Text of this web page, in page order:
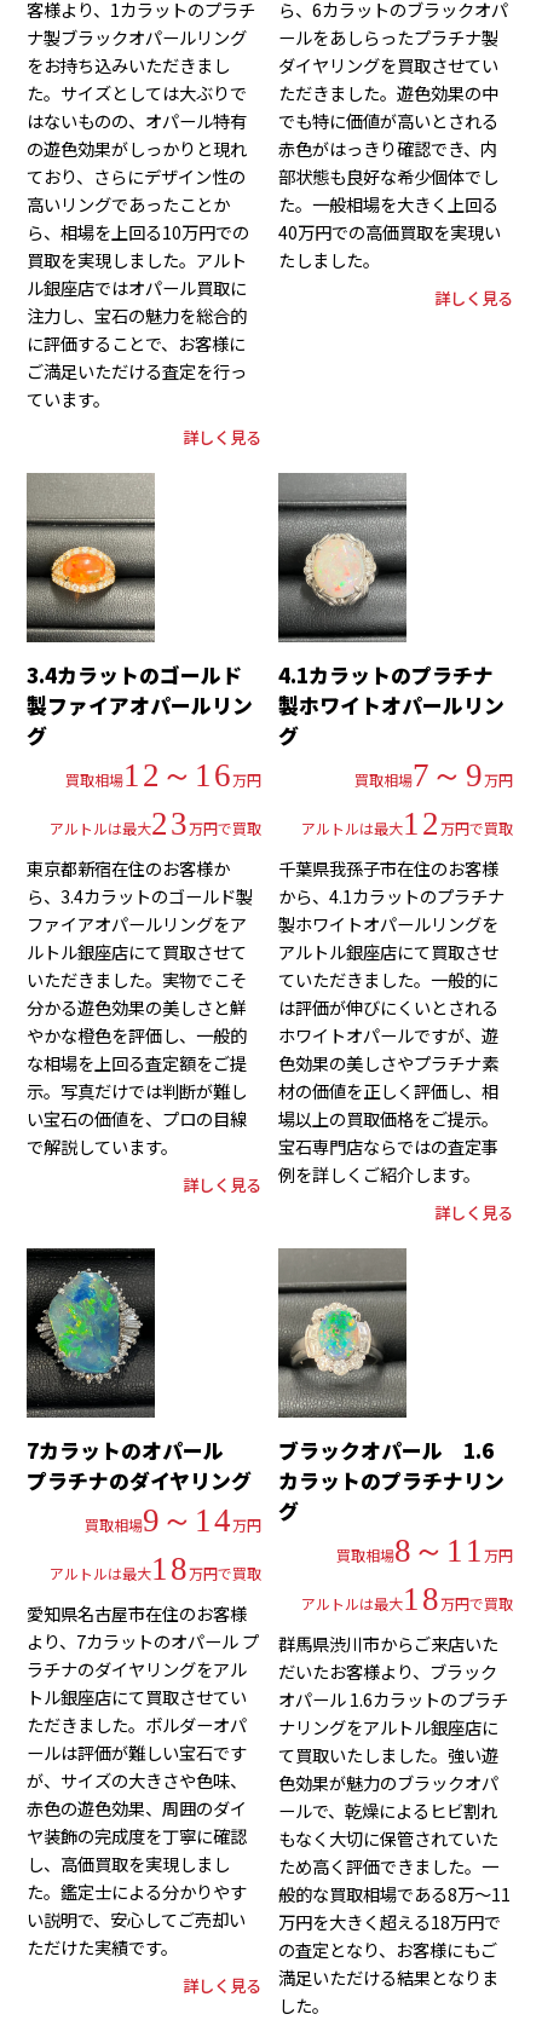
客様より、1カラットのプラチ
ナ製ブラックオパールリング
をお持ち込みいただきまし
た。サイズとしては大ぶりで
はないものの、オパール特有
の遊色効果がしっかりと現れ
ており、さらにデザイン性の
高いリングであったことか
ら、相場を上回る10万円での
買取を実現しました。アルト
ル銀座店ではオパール買取に
注力し、宝石の魅力を総合的
に評価することで、お客様に
ご満足いただける査定を行っ
ています。
詳しく見る
ら、6カラットのブラックオパ
ールをあしらったプラチナ製
ダイヤリングを買取させてい
ただきました。遊色効果の中
でも特に価値が高いとされる
赤色がはっきり確認でき、内
部状態も良好な希少個体でし
た。一般相場を大きく上回る
40万円での高価買取を実現い
たしました。
詳しく見る
3.4カラットのゴールド
製ファイアオパールリン
グ
買取相場12～16万円
アルトルは最大23万円で買取
東京都新宿在住のお客様か
ら、3.4カラットのゴールド製
ファイアオパールリングをア
ルトル銀座店にて買取させて
いただきました。実物でこそ
分かる遊色効果の美しさと鮮
やかな橙色を評価し、一般的
な相場を上回る査定額をご提
示。写真だけでは判断が難し
い宝石の価値を、プロの目線
で解説しています。
詳しく見る
4.1カラットのプラチナ
製ホワイトオパールリン
グ
買取相場7～9万円
アルトルは最大12万円で買取
千葉県我孫子市在住のお客様
から、4.1カラットのプラチナ
製ホワイトオパールリングを
アルトル銀座店にて買取させ
ていただきました。一般的に
は評価が伸びにくいとされる
ホワイトオパールですが、遊
色効果の美しさやプラチナ素
材の価値を正しく評価し、相
場以上の買取価格をご提示。
宝石専門店ならではの査定事
例を詳しくご紹介します。
詳しく見る
7カラットのオパール
プラチナのダイヤリング
買取相場9～14万円
アルトルは最大18万円で買取
愛知県名古屋市在住のお客様
より、7カラットのオパール プ
ラチナのダイヤリングをアル
トル銀座店にて買取させてい
ただきました。ボルダーオパ
ールは評価が難しい宝石です
が、サイズの大きさや色味、
赤色の遊色効果、周囲のダイ
ヤ装飾の完成度を丁寧に確認
し、高価買取を実現しまし
た。鑑定士による分かりやす
い説明で、安心してご売却い
ただけた実績です。
詳しく見る
ブラックオパール 1.6
カラットのプラチナリン
グ
買取相場8～11万円
アルトルは最大18万円で買取
群馬県渋川市からご来店いた
だいたお客様より、ブラック
オパール 1.6カラットのプラチ
ナリングをアルトル銀座店に
て買取いたしました。強い遊
色効果が魅力のブラックオパ
ールで、乾燥によるヒビ割れ
もなく大切に保管されていた
ため高く評価できました。一
般的な買取相場である8万〜11
万円を大きく超える18万円で
の査定となり、お客様にもご
満足いただける結果となりま
した。